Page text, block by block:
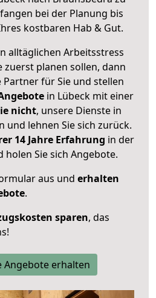
bei der Planung bis
kostbaren Hab & Gut.
alltäglichen Arbeitsstress
zuerst planen sollen, dann
für Sie und stellen
in Lübeck mit einer
nicht, unsere Dienste in
und lehnen Sie sich zurück.
14 Jahre Erfahrung in der
Sie sich Angebote.
aus und erhalten
.
sparen, das
Angebote erhalten